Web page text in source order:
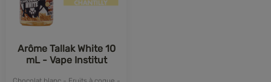
Arôme Tallak White 10
mL - Vape Institut